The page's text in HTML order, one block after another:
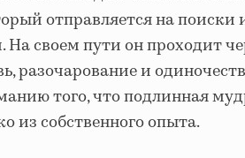
отправляется на поиски
своем пути он проходит
разочарование и
того, что подлинная
из собственного опыта.